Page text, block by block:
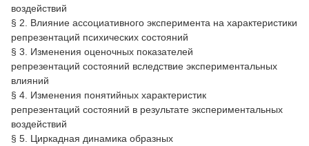
воздействий
§ 2. Влияние ассоциативного эксперимента на характеристики
репрезентаций психических состояний
§ 3. Изменения оценочных показателей
репрезентаций состояний вследствие экспериментальных
влияний
§ 4. Изменения понятийных характеристик
репрезентаций состояний в результате экспериментальных
воздействий
§ 5. Циркадная динамика образных